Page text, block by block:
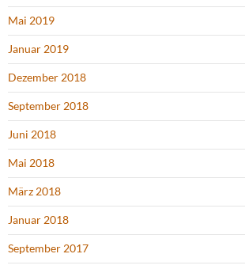
Mai 2019
Januar 2019
Dezember 2018
September 2018
Juni 2018
Mai 2018
März 2018
Januar 2018
September 2017